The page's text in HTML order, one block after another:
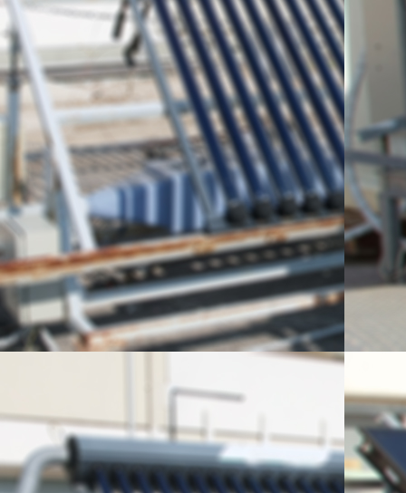
Επίσκεψη μαθητών
Ιδιωτικές
EUROPEAN
Ελληνική
(ΕΒΗΕ)
Αρκετές
εξωτερικό
CALPAC,
HOWAT,
ENERGY,